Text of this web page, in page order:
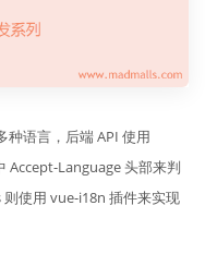
种语言，后端 API 使用
Accept-Language 头部来判
使用 vue-i18n 插件来实现